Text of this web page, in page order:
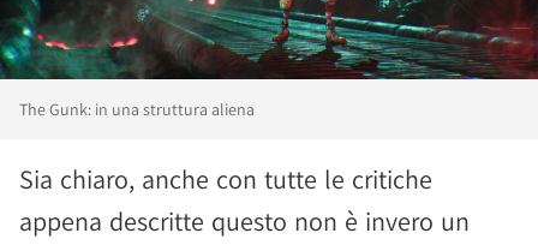
The Gunk: in una struttura aliena
Sia chiaro, anche con tutte le critiche
appena descritte questo non è invero un